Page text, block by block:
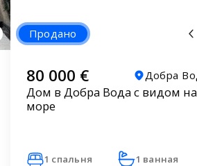
Продано
80 000 € Добра
Дом в Добра Вода с видом на
море
1 спальня
1 ванная